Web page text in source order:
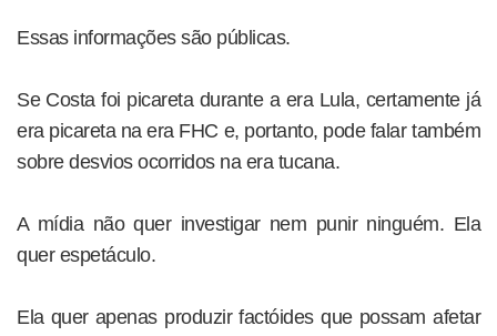
Essas informações são públicas.
Se Costa foi picareta durante a era Lula, certamente já
era picareta na era FHC e, portanto, pode falar também
sobre desvios ocorridos na era tucana.
A mídia não quer investigar nem punir ninguém. Ela
quer espetáculo.
Ela quer apenas produzir factóides que possam afetar